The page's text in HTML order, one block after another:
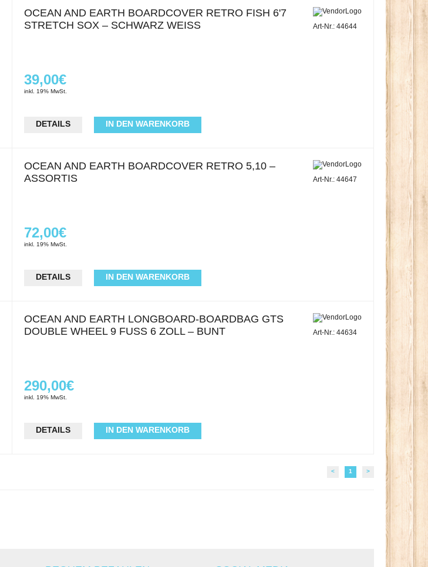
OCEAN AND EARTH BOARDCOVER RETRO FISH 6'7
STRETCH SOX – SCHWARZ WEISS
Art-Nr.: 44644
39,00€
inkl. 19% MwSt.
DETAILS IN DEN WARENKORB
OCEAN AND EARTH BOARDCOVER RETRO 5,10 –
ASSORTIS
Art-Nr.: 44647
72,00€
inkl. 19% MwSt.
DETAILS IN DEN WARENKORB
OCEAN AND EARTH LONGBOARD-BOARDBAG GTS
DOUBLE WHEEL 9 FUSS 6 ZOLL – BUNT
Art-Nr.: 44634
290,00€
inkl. 19% MwSt.
DETAILS IN DEN WARENKORB
< 1 >